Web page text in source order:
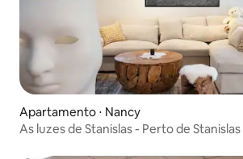
Apartamento ⋅ Nancy
As luzes de Stanislas - Perto de Stanislas